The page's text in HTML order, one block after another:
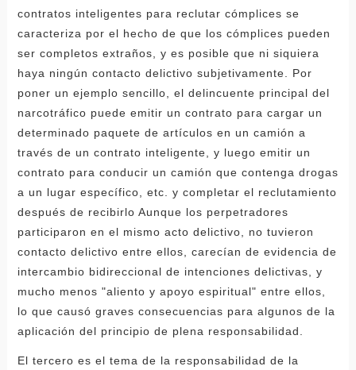
contratos inteligentes para reclutar cómplices se
caracteriza por el hecho de que los cómplices pueden
ser completos extraños, y es posible que ni siquiera
haya ningún contacto delictivo subjetivamente. Por
poner un ejemplo sencillo, el delincuente principal del
narcotráfico puede emitir un contrato para cargar un
determinado paquete de artículos en un camión a
través de un contrato inteligente, y luego emitir un
contrato para conducir un camión que contenga drogas
a un lugar específico, etc. y completar el reclutamiento
después de recibirlo Aunque los perpetradores
participaron en el mismo acto delictivo, no tuvieron
contacto delictivo entre ellos, carecían de evidencia de
intercambio bidireccional de intenciones delictivas, y
mucho menos "aliento y apoyo espiritual" entre ellos,
lo que causó graves consecuencias para algunos de la
aplicación del principio de plena responsabilidad.
El tercero es el tema de la responsabilidad de la